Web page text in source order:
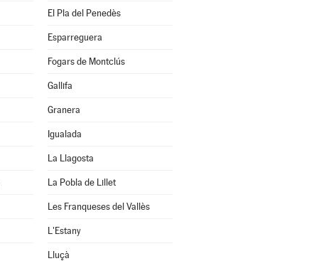
El Pla del Penedès
Esparreguera
Fogars de Montclús
Gallifa
Granera
Igualada
La Llagosta
La Pobla de Lillet
Les Franqueses del Vallès
L'Estany
Lluçà